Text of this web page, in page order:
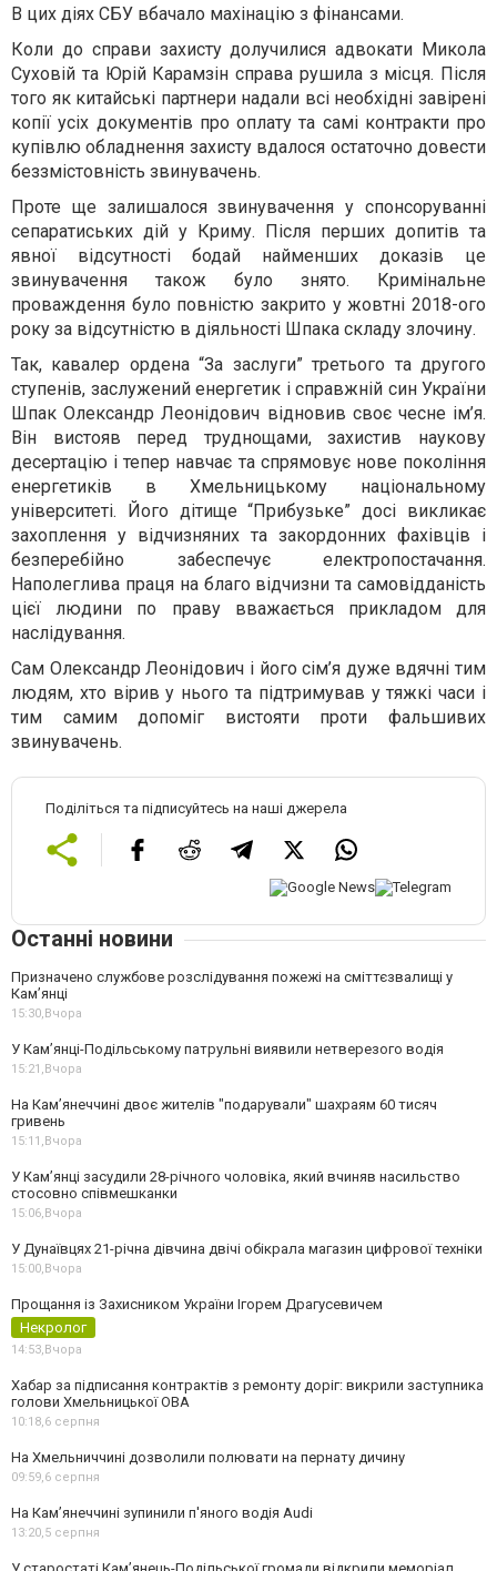
В цих діях СБУ вбачало махінацію з фінансами.
Коли до справи захисту долучилися адвокати Микола
Суховій та Юрій Карамзін справа рушила з місця. Після
того як китайські партнери надали всі необхідні завірені
копії усіх документів про оплату та самі контракти про
купівлю обладнення захисту вдалося остаточно довести
беззмістовність звинувачень.
Проте ще залишалося звинувачення у спонсоруванні
сепаратиських дій у Криму. Після перших допитів та
явної відсутності бодай найменших доказів це
звинувачення також було знято. Кримінальне
проваждення було повністю закрито у жовтні 2018-ого
року за відсутністю в діяльності Шпака складу злочину.
Так, кавалер ордена “За заслуги” третього та другого
ступенів, заслужений енергетик і справжній син України
Шпак Олександр Леонідович відновив своє чесне ім’я.
Він вистояв перед труднощами, захистив наукову
десертацію і тепер навчає та спрямовує нове покоління
енергетиків в Хмельницькому національному
університеті. Його дітище “Прибузьке” досі викликає
захоплення у відчизняних та закордонних фахівців і
безперебійно забеспечує електропостачання.
Наполеглива праця на благо відчизни та самовідданість
цієї людини по праву вважається прикладом для
наслідування.
Сам Олександр Леонідович і його сім’я дуже вдячні тим
людям, хто вірив у нього та підтримував у тяжкі часи і
тим самим допоміг вистояти проти фальшивих
звинувачень.
Поділіться та підписуйтесь на наші джерела
Останні новини
Призначено службове розслідування пожежі на сміттєзвалищі у
Кам’янці
15:30,Вчора
У Кам’янці-Подільському патрульні виявили нетверезого водія
15:21,Вчора
На Камʼянеччині двоє жителів "подарували" шахраям 60 тисяч
гривень
15:11,Вчора
У Камʼянці засудили 28-річного чоловіка, який вчиняв насильство
стосовно співмешканки
15:06,Вчора
У Дунаївцях 21-річна дівчина двічі обікрала магазин цифрової техніки
15:00,Вчора
Прощання із Захисником України Ігорем Драгусевичем
Некролог
14:53,Вчора
Хабар за підписання контрактів з ремонту доріг: викрили заступника
голови Хмельницької ОВА
10:18,6 серпня
На Хмельниччині дозволили полювати на пернату дичину
09:59,6 серпня
На Камʼянеччині зупинили п'яного водія Audi
13:20,5 серпня